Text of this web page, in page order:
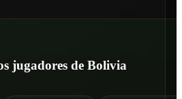
jugadores de Bolivia